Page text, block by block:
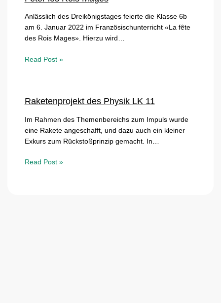
Anlässlich des Dreikönigstages feierte die Klasse 6b
am 6. Januar 2022 im Französischunterricht «La fête
des Rois Mages». Hierzu wird…
Read Post »
Raketenprojekt des Physik LK 11
Im Rahmen des Themenbereichs zum Impuls wurde
eine Rakete angeschafft, und dazu auch ein kleiner
Exkurs zum Rückstoßprinzip gemacht. In…
Read Post »